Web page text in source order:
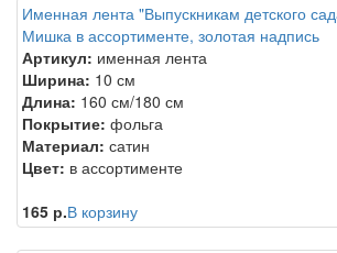
Именная лента "Выпускникам детского
Мишка в ассортименте, золотая надпись
Артикул: именная лента
Ширина: 10 см
Длина: 160 см/180 см
Покрытие: фольга
Материал: сатин
Цвет: в ассортименте
165 р.В корзину